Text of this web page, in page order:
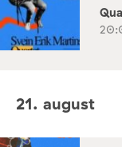
21. august